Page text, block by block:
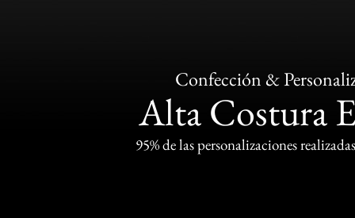
Confección &
Alta Costura
95% de las personalizaciones